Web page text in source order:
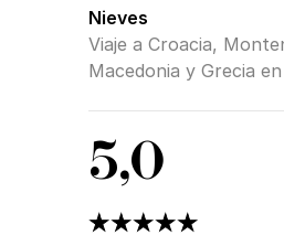
Nieves
Viaje a Croacia,
Macedonia y Grecia
5,0